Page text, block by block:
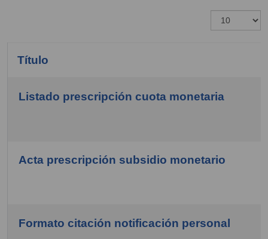
Mostrar #
Título
Listado prescripción cuota monetaria
Acta prescripción subsidio monetario
Formato citación notificación personal